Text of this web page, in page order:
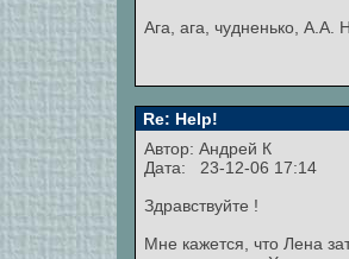
Ага, ага, чудненько, А.А.
Re: Help!
Автор: Андрей К
Дата: 23-12-06 17:14
Здравствуйте !
Мне кажется, что Лена